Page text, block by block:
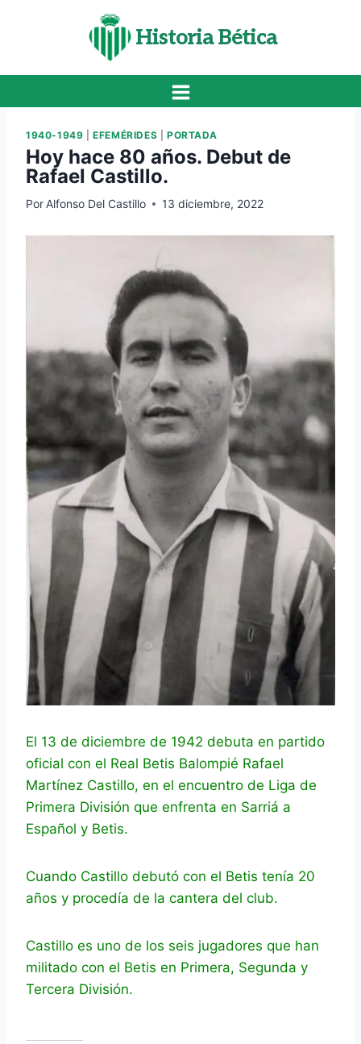
Historia Bética
1940-1949 |EFEMÉRIDES PORTADA
Hoy hace 80 años. Debut de
Rafael Castillo.
Por Alfonso Del Castillo 13 diciembre, 2022
El 13 de diciembre de 1942 debuta en partido
oficial con el Real Betis Balompié Rafael
Martínez Castillo, en el encuentro de Liga de
Primera División que enfrenta en Sarriá a
Español y Betis.
Cuando Castillo debutó con el Betis tenía 20
años y procedía de la cantera del club.
Castillo es uno de los seis jugadores que han
militado con el Betis en Primera, Segunda y
Tercera División.